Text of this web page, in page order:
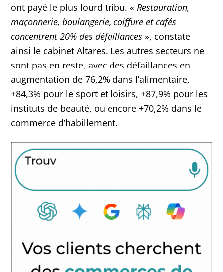
ont payé le plus lourd tribu. «Restauration,
maçonnerie, boulangerie, coiffure et cafés
concentrent 20% des défaillances », constate
ainsi le cabinet Altares. Les autres secteurs ne
sont pas en reste, avec des défaillances en
augmentation de 76,2% dans l’alimentaire,
+84,3% pour le sport et loisirs, +87,9% pour les
instituts de beauté, ou encore +70,2% dans le
commerce d’habillement.